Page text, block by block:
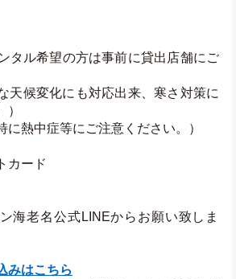
タル希望の方は事前に貸出店舗にご
天候変化にも対応出来、寒さ対策に
熱中症等にご注意ください。）
カード
みはこちら